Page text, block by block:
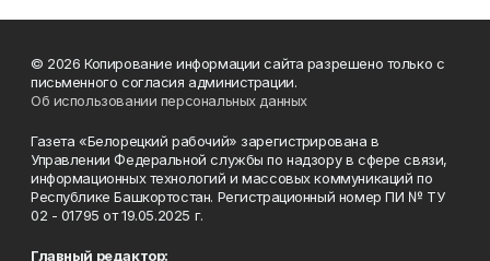
© 2026 Копирование информации сайта разрешено только с
письменного согласия администрации.
Об использовании персональных данных
Газета «Белорецкий рабочий» зарегистрирована в
Управлении Федеральной службы по надзору в сфере связи,
информационных технологий и массовых коммуникаций по
Республике Башкортостан. Регистрационный номер ПИ № ТУ
02 - 01795 от 19.05.2025 г.
Главный редактор: